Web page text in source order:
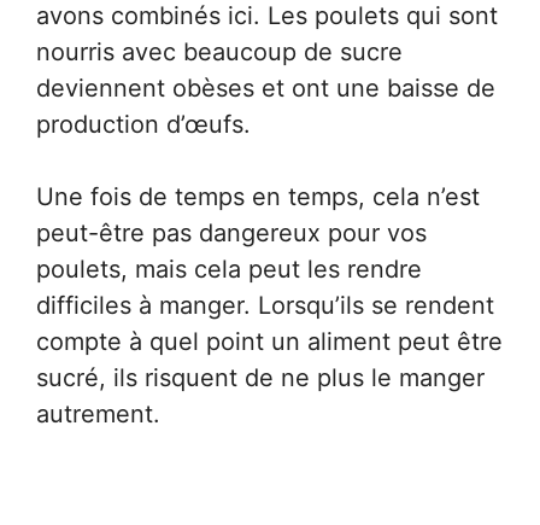
avons combinés ici. Les poulets qui sont
nourris avec beaucoup de sucre
deviennent obèses et ont une baisse de
production d’œufs.
Une fois de temps en temps, cela n’est
peut-être pas dangereux pour vos
poulets, mais cela peut les rendre
difficiles à manger. Lorsqu’ils se rendent
compte à quel point un aliment peut être
sucré, ils risquent de ne plus le manger
autrement.